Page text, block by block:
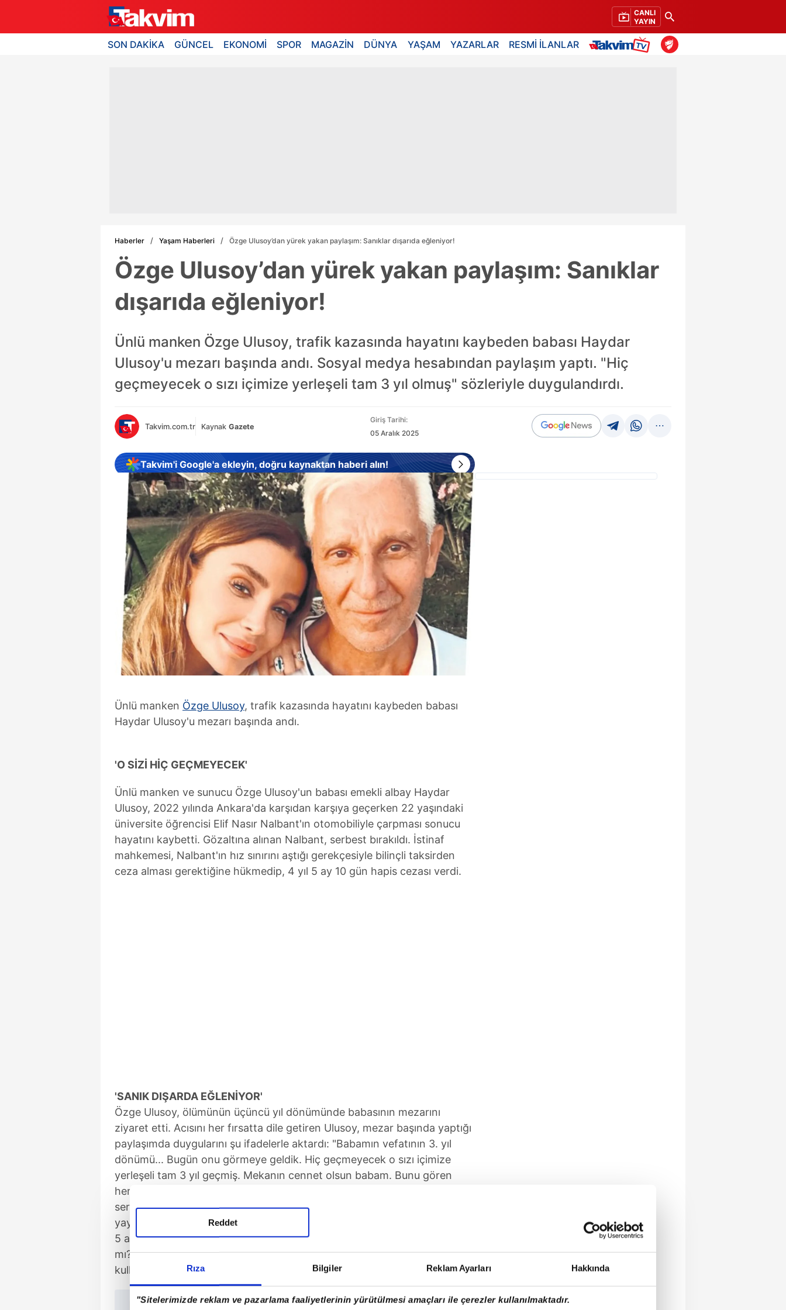
Rıza Bilgiler Reklam Ayarları Hakkında
"Sitelerimizde reklam ve pazarlama faaliyetlerinin yürütülmesi amaçları ile çerezler kullanılmaktadır.
Reddet
CANLI
YAYIN
SON DAKİKA GÜNCEL EKONOMİ SPOR MAGAZİN DÜNYA YAŞAM YAZARLAR RESMİ İLANLAR
Haberler Yaşam Haberleri Özge Ulusoy’dan yürek yakan paylaşım: Sanıklar dışarıda eğleniyor!
Özge Ulusoy’dan yürek yakan paylaşım: Sanıklar
dışarıda eğleniyor!
Ünlü manken Özge Ulusoy, trafik kazasında hayatını kaybeden babası Haydar
Ulusoy'u mezarı başında andı. Sosyal medya hesabından paylaşım yaptı. "Hiç
geçmeyecek o sızı içimize yerleşeli tam 3 yıl olmuş" sözleriyle duygulandırdı.
Takvim.com.tr Kaynak Gazete
Giriş Tarihi:
05 Aralık 2025
Takvim'i Google'a ekleyin, doğru kaynaktan haberi alın!
Ünlü manken Özge Ulusoy, trafik kazasında hayatını kaybeden babası
Haydar Ulusoy'u mezarı başında andı.
'O SİZİ HİÇ GEÇMEYECEK'
Ünlü manken ve sunucu Özge Ulusoy'un babası emekli albay Haydar
Ulusoy, 2022 yılında Ankara'da karşıdan karşıya geçerken 22 yaşındaki
üniversite öğrencisi Elif Nasır Nalbant'ın otomobiliyle çarpması sonucu
hayatını kaybetti. Gözaltına alınan Nalbant, serbest bırakıldı. İstinaf
mahkemesi, Nalbant'ın hız sınırını aştığı gerekçesiyle bilinçli taksirden
ceza alması gerektiğine hükmedip, 4 yıl 5 ay 10 gün hapis cezası verdi.
'SANIK DIŞARDA EĞLENİYOR'
Özge Ulusoy, ölümünün üçüncü yıl dönümünde babasının mezarını
ziyaret etti. Acısını her fırsatta dile getiren Ulusoy, mezar başında yaptığı
paylaşımda duygularını şu ifadelerle aktardı: "Babamın vefatının 3. yıl
dönümü... Bugün onu görmeye geldik. Hiç geçmeyecek o sızı içimize
yerleşeli tam 3 yıl geçmiş. Mekanın cennet olsun babam. Bunu gören
herkes onun için dua eder mi? Allah kabul etsin." Ulusoy, kaza sonrası
serbest kalan şüpheli Elif Nalbant'ı adım adım takip etti. Fotoğraflarını
yayınlayan Ulusoy, "Babamı öldürüp suçu üzerine yıkmaya çalışan ve 4 yıl
5 ay kesinleşmiş cezası olan sanık ne yapıyor derseniz; eğleniyor. Nasıl
mı? İzin almış... Evet yanlış duymadınız hapisten izin almış." ifadesini
kullandı.
TAKVİM UYGULAMASINI İNDİRMEK İÇİN TIKLAYIN